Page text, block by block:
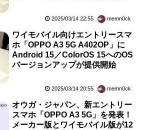
2025/03/14 22:55 memn0ck
ワイモバイル向けエントリースマ
ホ「OPPO A3 5G A402OP」に
Android 15／ColorOS 15へのOS
バージョンアップが提供開始
2025/03/14 20:55 memn0ck
オウガ・ジャパン、新エントリー
スマホ「OPPO A3 5G」を発表！
メーカー版とワイモバイル版が12